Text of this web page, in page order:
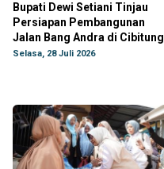
Bupati Dewi Setiani Tinjau
Persiapan Pembangunan
Jalan Bang Andra di Cibitung
Selasa, 28 Juli 2026